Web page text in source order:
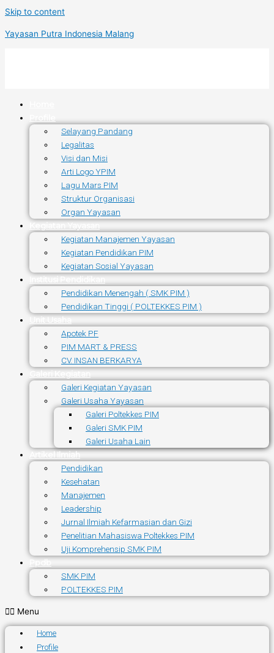
Skip to content
Yayasan Putra Indonesia Malang
Selayang Pandang
Legalitas
Visi dan Misi
Arti Logo YPIM
Lagu Mars PIM
Struktur Organisasi
Organ Yayasan
Kegiatan Yayasan
Kegiatan Manajemen Yayasan
Kegiatan Pendidikan PIM
Kegiatan Sosial Yayasan
Institusi Pendidikan
Pendidikan Menengah ( SMK PIM )
Pendidikan Tinggi ( POLTEKKES PIM )
Unit Usaha
Apotek PF
PIM MART & PRESS
CV. INSAN BERKARYA
Galeri Kegiatan
Galeri Kegiatan Yayasan
Galeri Usaha Yayasan
Galeri Poltekkes PIM
Galeri SMK PIM
Galeri Usaha Lain
Artikel Ilmiah
Pendidikan
Kesehatan
Manajemen
Leadership
Jurnal Ilmiah Kefarmasian dan Gizi
Penelitian Mahasiswa Poltekkes PIM
Uji Komprehensip SMK PIM
Ppdb
SMK PIM
POLTEKKES PIM
Menu
Home
Profile